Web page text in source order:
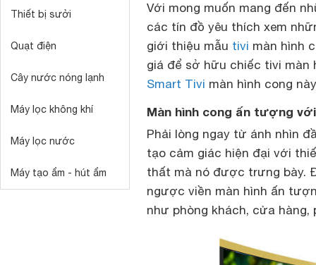
Thiết bị sưởi
Quạt điện
Cây nước nóng lạnh
Máy lọc không khí
Máy lọc nước
Máy tạo ẩm - hút ẩm
Với mong muốn mang đến
các tín đồ yêu thích xem
giới thiệu mẫu tivi màn hình
giá để sở hữu chiếc tivi màn
Smart Tivi màn hình cong
Màn hình cong ấn tượng
Phải lòng ngay từ ánh nhìn
tạo cảm giác hiện đại với
thất mà nó được trưng bày.
ngược viền màn hình ấn
như phòng khách, cửa hàng,